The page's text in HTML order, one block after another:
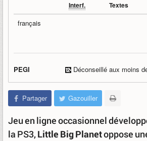
Interf. Textes
français
PEGI Déconseillé aux moins
Partager Gazouiller
Jeu en ligne occasionnel
la PS3,Little Big Planetoppose